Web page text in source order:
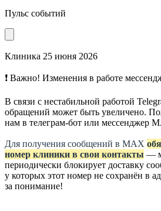
Пульс событий
Клиника 25 июня 2026
❗ Важно! Изменения в работе
В связи с нестабильной работой
обращений может быть увеличено.
нам в телеграм-бот или мессенджер
Для получения сообщений в МАХ
номер клиники в свои контакты —
периодически блокирует доставку
у которых этот номер не сохранён в
за понимание!